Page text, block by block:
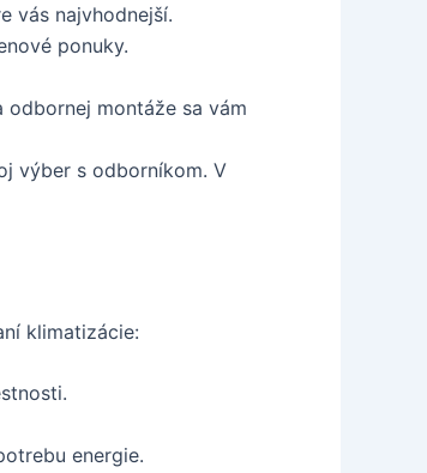
vás najvhodnejší.
ponuky.
montáže sa vám
výber s odborníkom. V
klimatizácie:
energie.